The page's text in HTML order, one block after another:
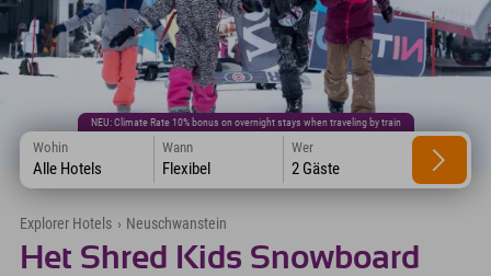
NEU: Climate Rate 10% bonus on overnight stays when traveling by train
Wohin
Alle Hotels
Wann
Flexibel
Wer
2 Gäste
Explorer Hotels › Neuschwanstein
Het Shred Kids Snowboard